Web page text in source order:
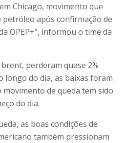
Chicago, movimento que
petróleo após confirmação de
OPEP+”, informou o time da
perderam quase 2%
longo do dia, as baixas foram
de queda tem sido
do dia.
as boas condições de
também pressionam